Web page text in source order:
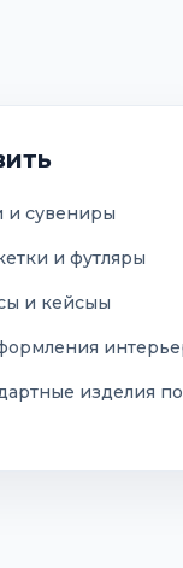
и сувениры
и футляры
и кейсыы
изделия по